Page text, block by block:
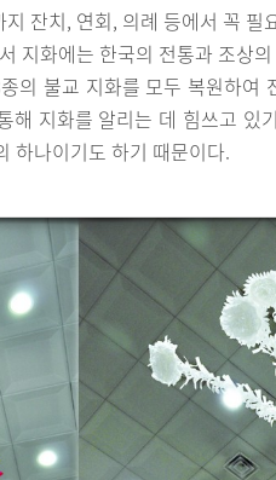
잔치, 연회, 의례 등에서 꼭 필
지화에는 한국의 전통과 조상
의 불교 지화를 모두 복원하여
해 지화를 알리는 데 힘쓰고 있
하나이기도 하기 때문이다.